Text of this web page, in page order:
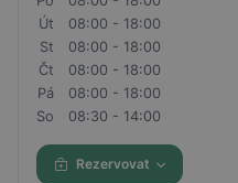
Út
08:00 - 18:00
St
08:00 - 18:00
Čt
08:00 - 18:00
Pá
08:00 - 18:00
So
08:30 - 14:00
Rezervovat